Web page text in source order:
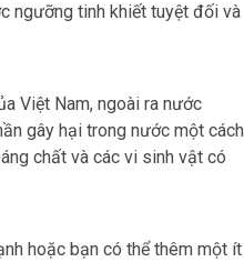
ngưỡng tinh khiết tuyệt đối và
Việt Nam, ngoài ra nước
gây hại trong nước một cách
chất và các vi sinh vật có
hoặc bạn có thể thêm một ít